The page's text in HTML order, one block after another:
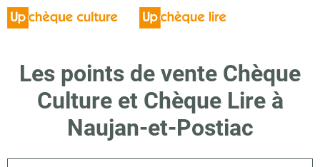
Les points de vente Chèque
Culture et Chèque Lire à
Naujan-et-Postiac